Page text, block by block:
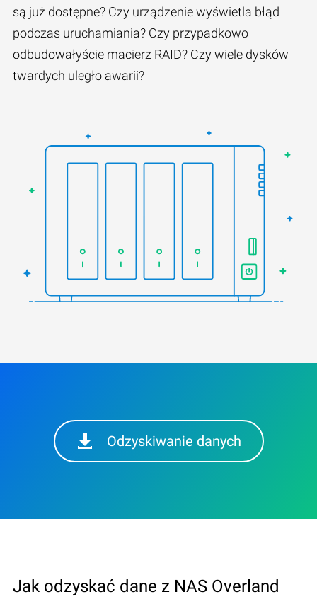
są już dostępne? Czy urządzenie wyświetla błąd
podczas uruchamiania? Czy przypadkowo
odbudowałyście macierz RAID? Czy wiele dysków
twardych uległo awarii?
Odzyskiwanie danych
Jak odzyskać dane z NAS Overland